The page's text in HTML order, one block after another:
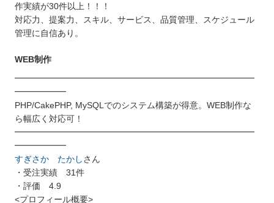
作実績が30件以上！！！
対応力、提案力、スキル、サービス、品質管理、スケジュール
管理に自信あり。
WEB制作
━━━━━━━━━━━━━━━━━━━━━━━━━━━━
━━━━━━
PHP/CakePHP, MySQLでのシステム構築が得意。WEB制作な
ら幅広く対応可！
━━━━━━━━━━━━━━━━━━━━━━━━━━━━
━━━━━━
すぎさか たかしさん
・受注実績 31件
・評価 4.9
<プロフィール概要>